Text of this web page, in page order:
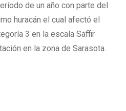
de un año con parte del
huracán el cual afectó el
3 en la escala Saffir
en la zona de Sarasota.